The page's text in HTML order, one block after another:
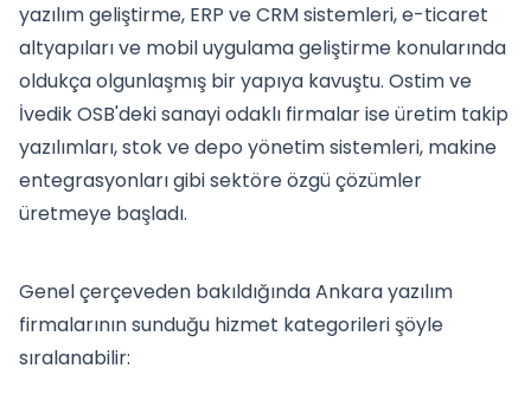
yazılım geliştirme, ERP ve CRM sistemleri, e-ticaret
altyapıları ve mobil uygulama geliştirme konularında
oldukça olgunlaşmış bir yapıya kavuştu. Ostim ve
İvedik OSB'deki sanayi odaklı firmalar ise üretim takip
yazılımları, stok ve depo yönetim sistemleri, makine
entegrasyonları gibi sektöre özgü çözümler
üretmeye başladı.
Genel çerçeveden bakıldığında Ankara yazılım
firmalarının sunduğu hizmet kategorileri şöyle
sıralanabilir: